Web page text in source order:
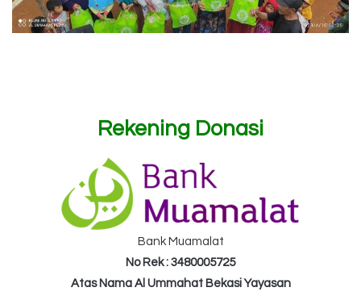
Rekening Donasi
Bank Muamalat
No Rek : 3480005725
Atas Nama Al Ummahat Bekasi Yayasan